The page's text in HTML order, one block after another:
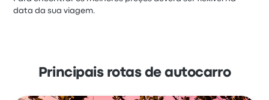
data da sua viagem.
Principais rotas de autocarro